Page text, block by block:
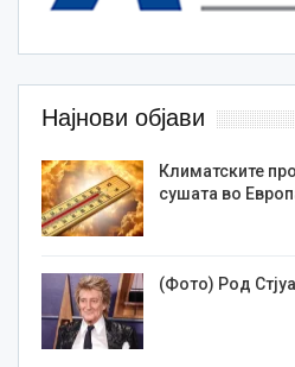
Најнови објави
Климатските
сушата во
(Фото) Род